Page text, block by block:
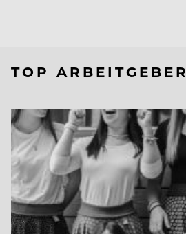
TOP ARBEITGEBER